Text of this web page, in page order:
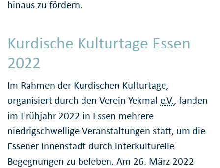
hinaus zu fördern.
Kurdische Kulturtage Essen
2022
Im Rahmen der Kurdischen Kulturtage,
organisiert durch den Verein Yekmal e.V., fanden
im Frühjahr 2022 in Essen mehrere
niedrigschwellige Veranstaltungen statt, um die
Essener Innenstadt durch inter­kulturelle
Begegnungen zu beleben. Am 26. März 2022